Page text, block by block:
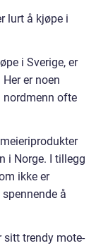
lurt å kjøpe i
i Sverige, er
er noen
nordmenn ofte
i Norge. I tillegg
ikke er
å
sitt trendy mote-